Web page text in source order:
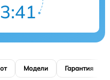
Модели Гарантия